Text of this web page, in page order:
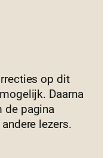
op dit
Daarna
de pagina
lezers.